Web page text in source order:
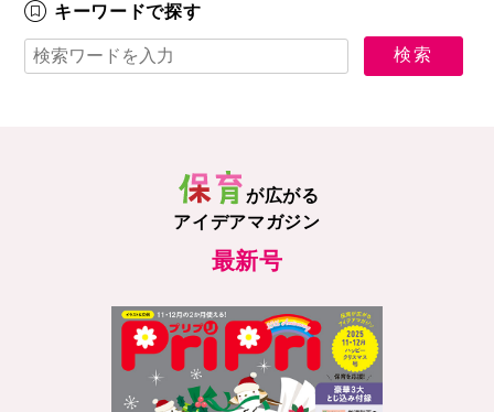
キーワードで探す
が広がる
アイデアマガジン
最新号